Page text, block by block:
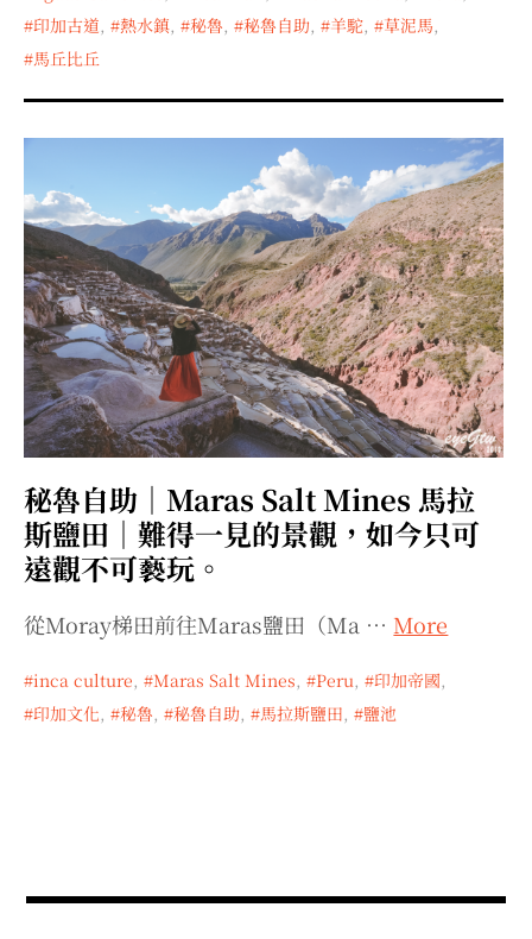
印加古道, 熱水鎮, 秘魯, 秘魯自助, 羊駝, 草泥馬,
馬丘比丘
秘魯自助｜Maras Salt Mines 馬拉
斯鹽田｜難得一見的景觀，如今只可
遠觀不可褻玩。
從Moray梯田前往Maras鹽田（Ma … More
inca culture, Maras Salt Mines, Peru, 印加帝國,
印加文化, 秘魯, 秘魯自助, 馬拉斯鹽田, 鹽池